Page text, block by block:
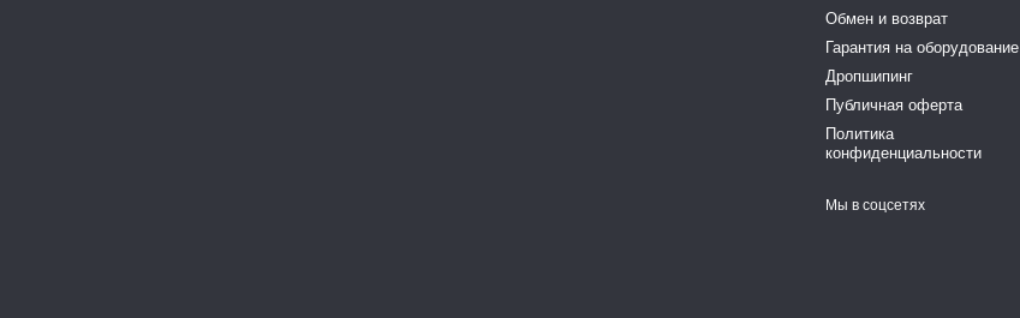
Обмен и возврат
Гарантия на оборудование
Дропшипинг
Публичная оферта
Политика
конфиденциальности
Мы в соцсетях